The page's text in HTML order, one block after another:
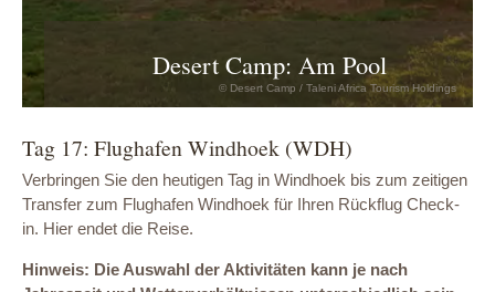
© Desert Camp / Taleni Africa Tourism Holdings
Desert Camp: Am Pool
Tag 17: Flughafen Windhoek (WDH)
Verbringen Sie den heutigen Tag in Windhoek bis zum zeitigen
Transfer zum Flughafen Windhoek für Ihren Rückflug Check-
in. Hier endet die Reise.
Hinweis: Die Auswahl der Aktivitäten kann je nach